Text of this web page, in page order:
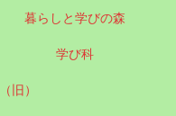
暮らしと学びの森
学び科
旧）